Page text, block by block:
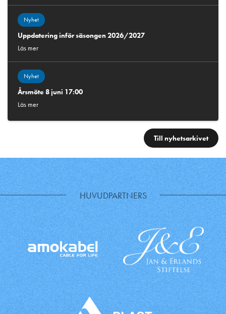
Nyhet
Uppdatering inför säsongen 2026/2027
Läs mer
Nyhet
Årsmöte 8 juni 17:00
Läs mer
Till nyhetsarkivet
HUVUDPARTNERS